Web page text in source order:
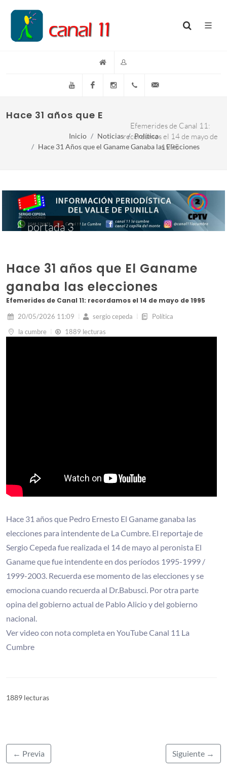
YouTube FacebookInstagram(+54)(9)3548-576073
Hace 31 años que El Ganame ganaba las
Efemerides de Canal 11:
recordamos el 14 de mayo de
1995
Inicio Noticias
Política
Hace 31 Años que el Ganame Ganaba las Elecciones
portada 3
Hace 31 años que El Ganame
ganaba las elecciones
Efemerides de Canal 11: recordamos el 14 de mayo de 1995
20/05/2026 11:09 sergio cepeda
Política
la cumbre
1889 lecturas
Hace 31 años que Pedro Ernesto El Ganame ganaba las
elecciones para intendente de La Cumbre. El reportaje de
Sergio Cepeda fue realizada el 14 de mayo al peronista El
Ganame que fue intendente en dos períodos 1995-1999 /
1999-2003. Recuerda ese momento de las elecciones y se
emociona cuando recuerda al Dr.Babusci. Por otra parte
opina del gobierno actual de Pablo Alicio y del gobierno
nacional.
Ver video con nota completa en YouTube Canal 11 La
Cumbre
1889 lecturas
← Previa Siguiente →